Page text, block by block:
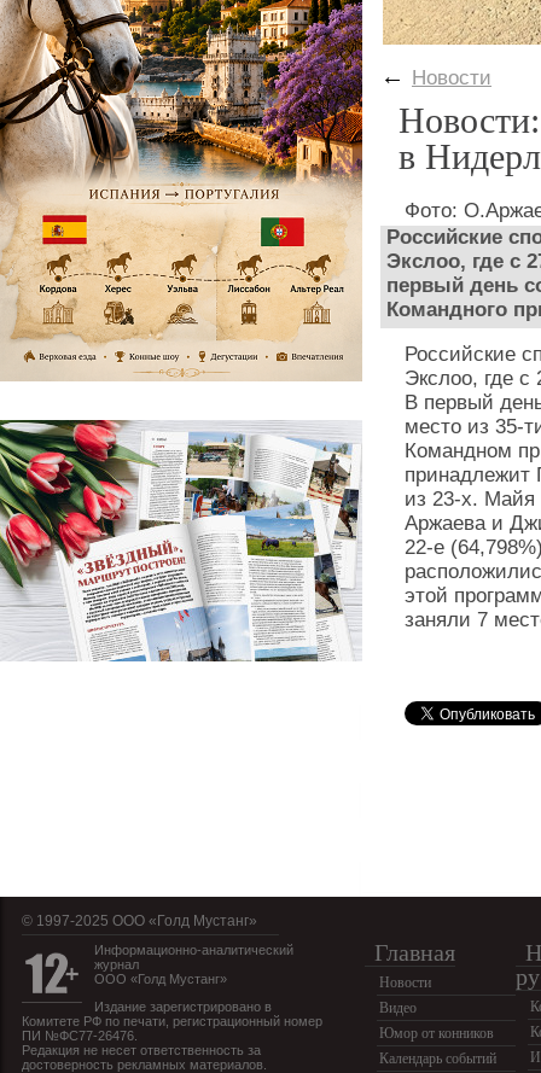
← Новости
в
Фото:
Российские
Экслоо, где с
первый день
Командного
Российские
Экслоо, где с
В первый
место из 35-
Командном
принадлежит
из 23-х.
Аржаева и
22-е
этой
заняли 7
© 1997-2025 OOO «Голд Мустанг»
Информационно-аналитический
журнал
ООО «Голд Мустанг»
Издание зарегистрировано в
Комитете РФ по печати, регистрационный номер
ПИ №ФС77-26476.
Редакция не несет ответственность за
достоверность рекламных материалов.
Главная
Новости
Видео
Юмор от конников
Календарь событий